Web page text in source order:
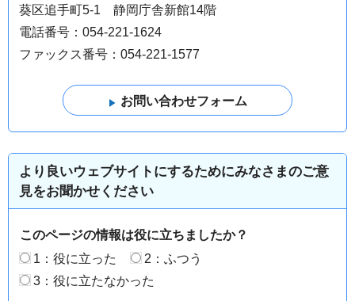
葵区追手町5-1 静岡庁舎新館14階
電話番号：054-221-1624
ファックス番号：054-221-1577
より良いウェブサイトにするためにみなさまのご意
見をお聞かせください
このページの情報は役に立ちましたか？
1：役に立った
2：ふつう
3：役に立たなかった